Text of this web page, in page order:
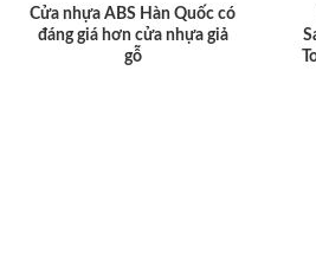
Cửa nhựa ABS Hàn Quốc có
đáng giá hơn cửa nhựa giả
gỗ